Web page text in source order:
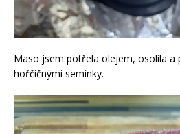
Maso jsem potřela olejem, osolila a
hořčičnými semínky.